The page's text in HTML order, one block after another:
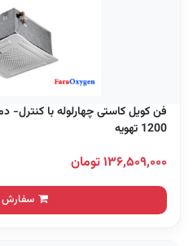
1200 تهویه
۱۳۶,۵۰۹,۰۰۰ تومان
سفارش